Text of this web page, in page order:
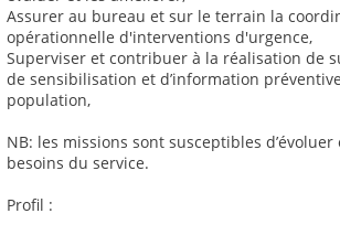
Assurer au bureau et sur le terrain la
opérationnelle d'interventions d'urgence,
Superviser et contribuer à la réalisation de
de sensibilisation et d’information
population,
NB: les missions sont susceptibles
besoins du service.
Profil :